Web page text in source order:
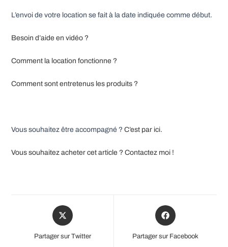
L’envoi de votre location se fait à la date indiquée comme début.
Besoin d’aide en vidéo ?
Comment la location fonctionne ?
Comment sont entretenus les produits ?
Vous souhaitez être accompagné ?C’est par ici.
Vous souhaitez acheter cet article ? Contactez moi !
Opens
in
new
Partager sur Twitter
Opens
in
Partager sur Facebook